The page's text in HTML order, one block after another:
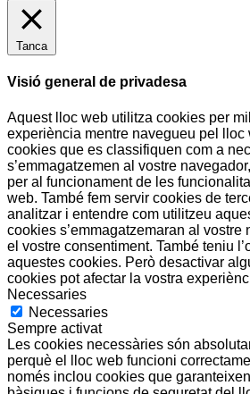
Tanca
Visió general de privadesa
Aquest lloc web utilitza cookies per
experiència mentre navegueu pel lloc
cookies que es classifiquen com a
s’emmagatzemen al vostre
per al funcionament de les
web. També fem servir cookies de
analitzar i entendre com utilitzeu
cookies s’emmagatzemaran al vostre
el vostre consentiment. També teniu
aquestes cookies. Però desactivar
cookies pot afectar la vostra
Necessaries
Necessaries
Sempre activat
Les cookies necessàries són
perquè el lloc web funcioni
només inclou cookies que